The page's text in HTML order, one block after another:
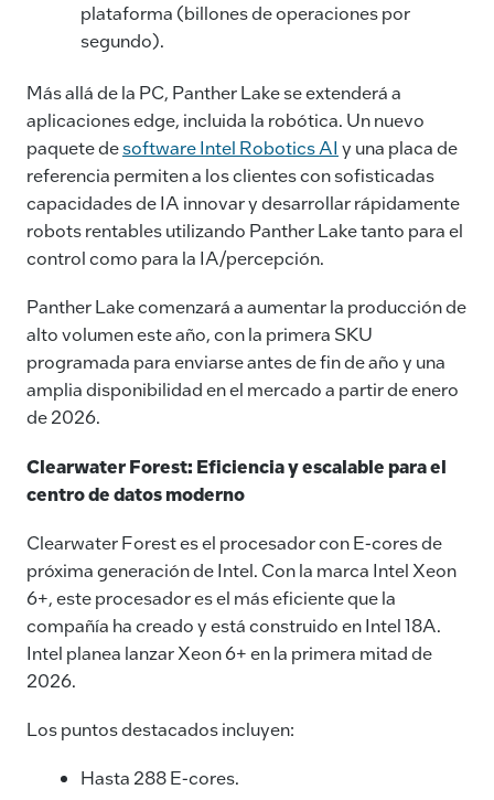
plataforma (billones de operaciones por
segundo).
Más allá de la PC, Panther Lake se extenderá a
aplicaciones edge, incluida la robótica. Un nuevo
paquete desoftware Intel Robotics AI y una placa de
referencia permiten a los clientes con sofisticadas
capacidades de IA innovar y desarrollar rápidamente
robots rentables utilizando Panther Lake tanto para el
control como para la IA/percepción.
Panther Lake comenzará a aumentar la producción de
alto volumen este año, con la primera SKU
programada para enviarse antes de fin de año y una
amplia disponibilidad en el mercado a partir de enero
de 2026.
Clearwater Forest: Eficiencia y escalable para el
centro de datos moderno
Clearwater Forest es el procesador con E-cores de
próxima generación de Intel. Con la marca Intel Xeon
6+, este procesador es el más eficiente que la
compañía ha creado y está construido en Intel 18A.
Intel planea lanzar Xeon 6+ en la primera mitad de
2026.
Los puntos destacados incluyen:
Hasta 288 E-cores.